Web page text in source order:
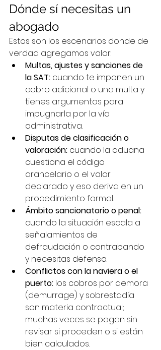
Dónde sí necesitas un
abogado
Estos son los escenarios donde de
verdad agregamos valor:
Multas, ajustes y sanciones de
la SAT: cuando te imponen un
cobro adicional o una multa y
tienes argumentos para
impugnarla por la vía
administrativa.
Disputas de clasificación o
valoración: cuando la aduana
cuestiona el código
arancelario o el valor
declarado y eso deriva en un
procedimiento formal.
Ámbito sancionatorio o penal:
cuando la situación escala a
señalamientos de
defraudación o contrabando
y necesitas defensa.
Conflictos con la naviera o el
puerto: los cobros por demora
(demurrage) y sobrestadía
son materia contractual;
muchas veces se pagan sin
revisar si proceden o si están
bien calculados.